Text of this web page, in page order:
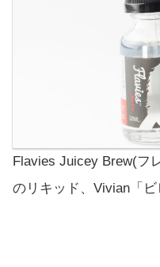
Flavies Juicey Brew(フ
のリキッド、Vivian「ビ